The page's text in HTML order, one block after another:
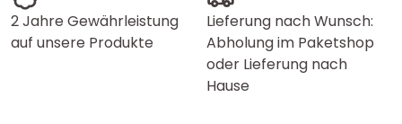
2 Jahre Gewährleistung
auf unsere Produkte
Lieferung nach Wunsch:
Abholung im Paketshop
oder Lieferung nach
Hause